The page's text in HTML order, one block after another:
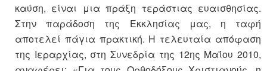
καύση, είναι μια πράξη τεράστιας ευαισθησίας.
Στην παράδοση της Εκκλησίας μας, η ταφή
αποτελεί πάγια πρακτική. Η τελευταία απόφαση
της Ιεραρχίας, στη Συνεδρία της 12ης Μαΐου 2010,